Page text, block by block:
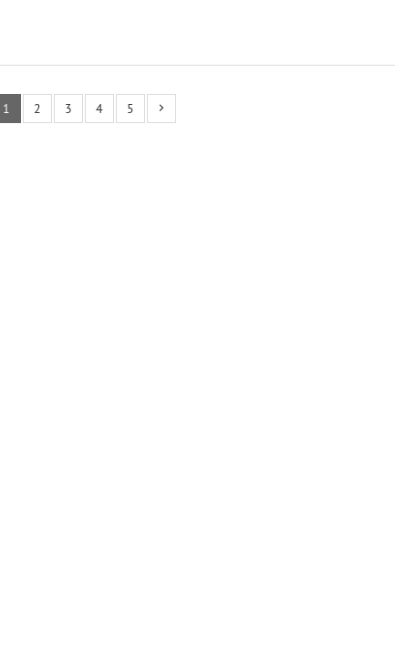
1 2 3 4 5